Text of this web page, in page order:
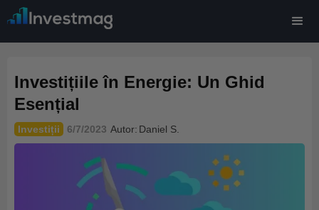
Investițiile în Energie: Un Ghid
Esențial
Investiții 6/7/2023 Autor: Daniel S.